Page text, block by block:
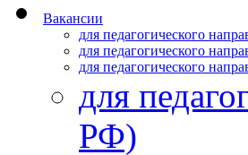
Вакансии
для педагогического
для педагогического
для педагогического
для
РФ)